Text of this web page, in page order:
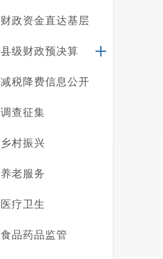
财政资金直达基层
县级财政预决算
减税降费信息公开
调查征集
乡村振兴
养老服务
医疗卫生
食品药品监管